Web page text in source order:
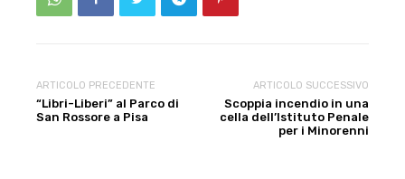
ARTICOLO PRECEDENTE
“Libri-Liberi” al Parco di
San Rossore a Pisa
ARTICOLO SUCCESSIVO
Scoppia incendio in una
cella dell’Istituto Penale
per i Minorenni